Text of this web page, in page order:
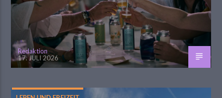
Redaktion
17. JULI 2026